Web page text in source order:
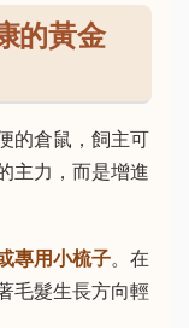
的黃金
的倉鼠，飼主可
主力，而是增進
專用小梳子。在
毛髮生長方向輕